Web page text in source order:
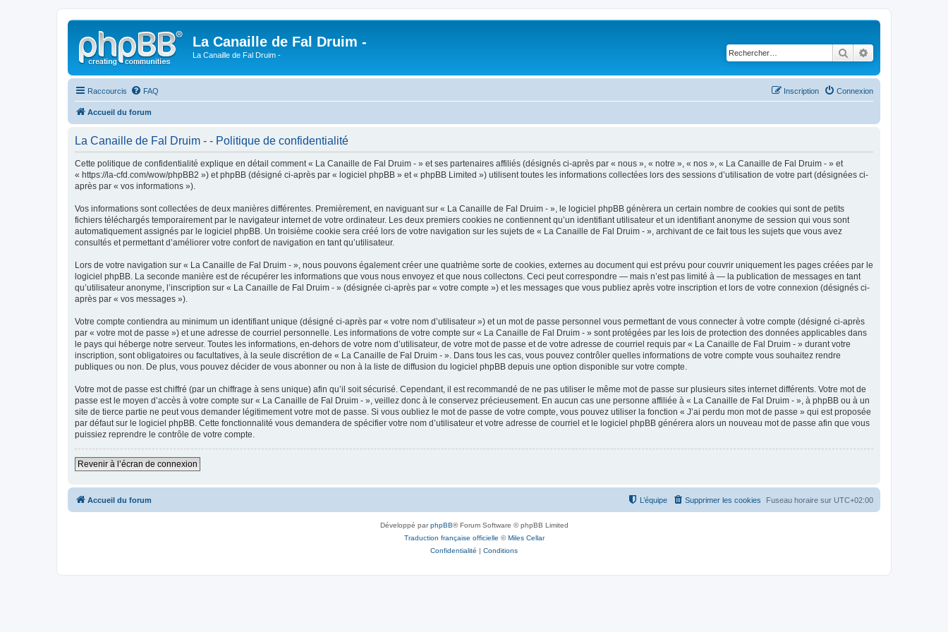
La Canaille de Fal Druim -
La Canaille de Fal Druim - Rechercher
Raccourcis FAQ Connexion
Inscription
Accueil du forum
La Canaille de Fal Druim - - Politique de confidentialité
Cette politique de confidentialité explique en détail comment « La Canaille de Fal Druim - » et ses partenaires affiliés (désignés ci-après par « nous », « notre », « nos », « La Canaille de Fal Druim - » et
« https://la-cfd.com/wow/phpBB2 ») et phpBB (désigné ci-après par « logiciel phpBB » et « phpBB Limited ») utilisent toutes les informations collectées lors des sessions d’utilisation de votre part (désignées ci-
après par « vos informations »).
Vos informations sont collectées de deux manières différentes. Premièrement, en naviguant sur « La Canaille de Fal Druim - », le logiciel phpBB génèrera un certain nombre de cookies qui sont de petits
fichiers téléchargés temporairement par le navigateur internet de votre ordinateur. Les deux premiers cookies ne contiennent qu’un identifiant utilisateur et un identifiant anonyme de session qui vous sont
automatiquement assignés par le logiciel phpBB. Un troisième cookie sera créé lors de votre navigation sur les sujets de « La Canaille de Fal Druim - », archivant de ce fait tous les sujets que vous avez
consultés et permettant d’améliorer votre confort de navigation en tant qu’utilisateur.
Lors de votre navigation sur « La Canaille de Fal Druim - », nous pouvons également créer une quatrième sorte de cookies, externes au document qui est prévu pour couvrir uniquement les pages créées par le
logiciel phpBB. La seconde manière est de récupérer les informations que vous nous envoyez et que nous collectons. Ceci peut correspondre — mais n’est pas limité à — la publication de messages en tant
qu’utilisateur anonyme, l’inscription sur « La Canaille de Fal Druim - » (désignée ci-après par « votre compte ») et les messages que vous publiez après votre inscription et lors de votre connexion (désignés ci-
après par « vos messages »).
Votre compte contiendra au minimum un identifiant unique (désigné ci-après par « votre nom d’utilisateur ») et un mot de passe personnel vous permettant de vous connecter à votre compte (désigné ci-après
par « votre mot de passe ») et une adresse de courriel personnelle. Les informations de votre compte sur « La Canaille de Fal Druim - » sont protégées par les lois de protection des données applicables dans
le pays qui héberge notre serveur. Toutes les informations, en-dehors de votre nom d’utilisateur, de votre mot de passe et de votre adresse de courriel requis par « La Canaille de Fal Druim - » durant votre
inscription, sont obligatoires ou facultatives, à la seule discrétion de « La Canaille de Fal Druim - ». Dans tous les cas, vous pouvez contrôler quelles informations de votre compte vous souhaitez rendre
publiques ou non. De plus, vous pouvez décider de vous abonner ou non à la liste de diffusion du logiciel phpBB depuis une option disponible sur votre compte.
Votre mot de passe est chiffré (par un chiffrage à sens unique) afin qu’il soit sécurisé. Cependant, il est recommandé de ne pas utiliser le même mot de passe sur plusieurs sites internet différents. Votre mot de
passe est le moyen d’accès à votre compte sur « La Canaille de Fal Druim - », veillez donc à le conservez précieusement. En aucun cas une personne affiliée à « La Canaille de Fal Druim - », à phpBB ou à un
site de tierce partie ne peut vous demander légitimement votre mot de passe. Si vous oubliez le mot de passe de votre compte, vous pouvez utiliser la fonction « J’ai perdu mon mot de passe » qui est proposée
par défaut sur le logiciel phpBB. Cette fonctionnalité vous demandera de spécifier votre nom d’utilisateur et votre adresse de courriel et le logiciel phpBB générera alors un nouveau mot de passe afin que vous
puissiez reprendre le contrôle de votre compte.
Revenir à l’écran de connexion
Accueil du forum Fuseau horaire sur UTC+02:00
Supprimer les cookies
L’équipe
Développé parphpBB® Forum Software © phpBB Limited
Traduction française officielle ©Miles Cellar
Confidentialité | Conditions